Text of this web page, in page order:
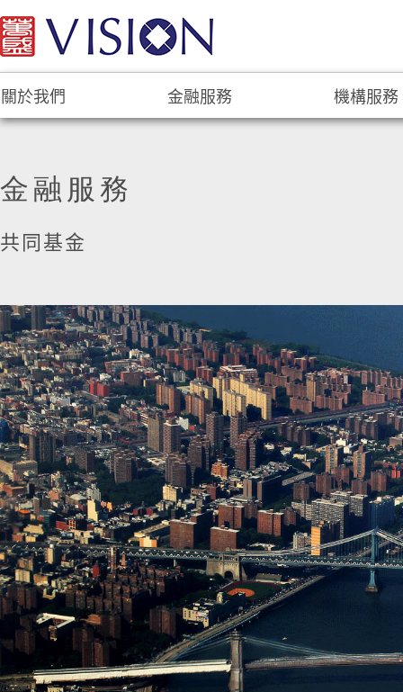
關於我們 金融服務 機構服務
金融服務
共同基金